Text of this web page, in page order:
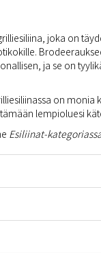
joka on
ja se on
on monia
lempioluesi
Esiliinat-